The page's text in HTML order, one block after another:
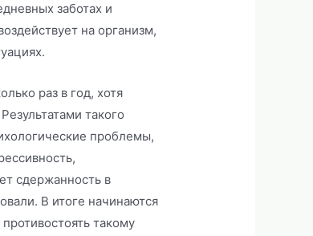
заботах и
на организм,
раз в год, хотя
такого
проблемы,
сдержанность в
В итоге начинаются
такому